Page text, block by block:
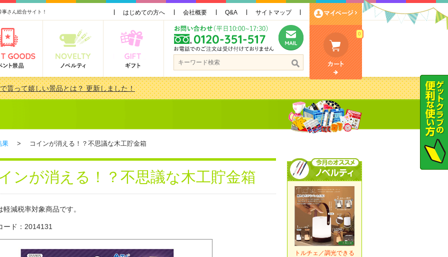
さん総合サイト！ はじめての方へ 会社概要 Q&A サイトマップ
0
貰って嬉しい景品とは？ 更新しました！
3000円未満［2000円～2999円編］もらってうれしい人気ラ…
果 > コインが消える！？不思議な木工貯金箱
ンが消える！？不思議な木工貯金箱
減税率対象商品です。
ード：2014131
トルチェ／調光できる